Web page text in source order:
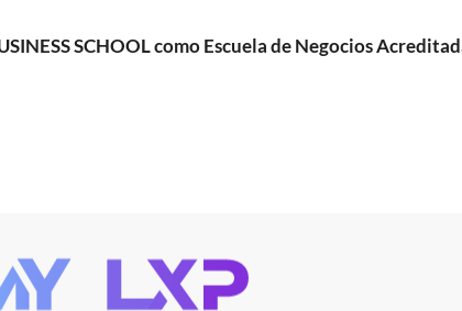
SCHOOL como Escuela de Negocios